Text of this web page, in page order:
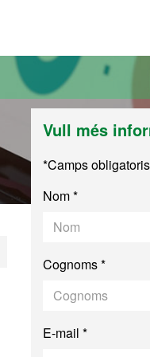
Vull més
*Camps obligatoris
Nom *
Cognoms *
E-mail *